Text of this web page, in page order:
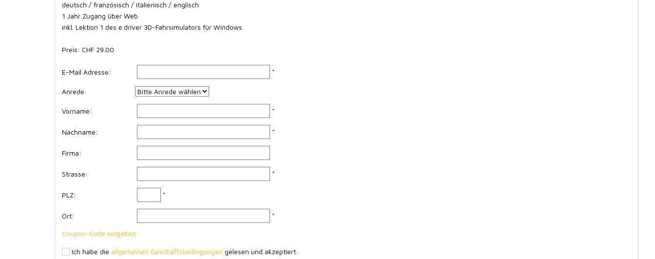
deutsch / französisch / italienisch / englisch
1 Jahr Zugang über Web
inkl. Lektion 1 des e.driver 3D-Fahrsimulators für Windows
Preis: CHF 29.00
E-Mail Adresse: *
Anrede:
Vorname: *
Nachname: *
Firma:
Strasse: *
PLZ: *
Ort: *
Coupon-Code eingeben
Ich habe die allgemeinen Geschäftsbedingungen gelesen und akzeptiert.